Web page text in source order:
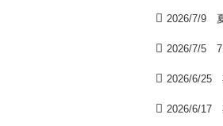
2026/7/9
2026/7/5 7
2026/6/25
2026/6/17